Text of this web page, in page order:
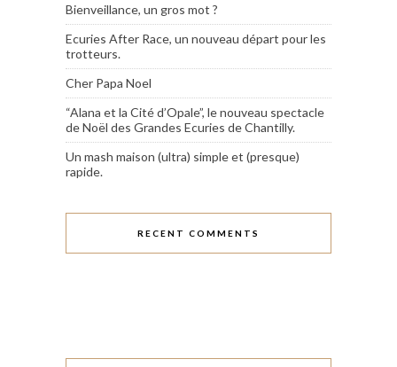
Bienveillance, un gros mot ?
Ecuries After Race, un nouveau départ pour les
trotteurs.
Cher Papa Noel
“Alana et la Cité d’Opale”, le nouveau spectacle
de Noël des Grandes Ecuries de Chantilly.
Un mash maison (ultra) simple et (presque)
rapide.
RECENT COMMENTS